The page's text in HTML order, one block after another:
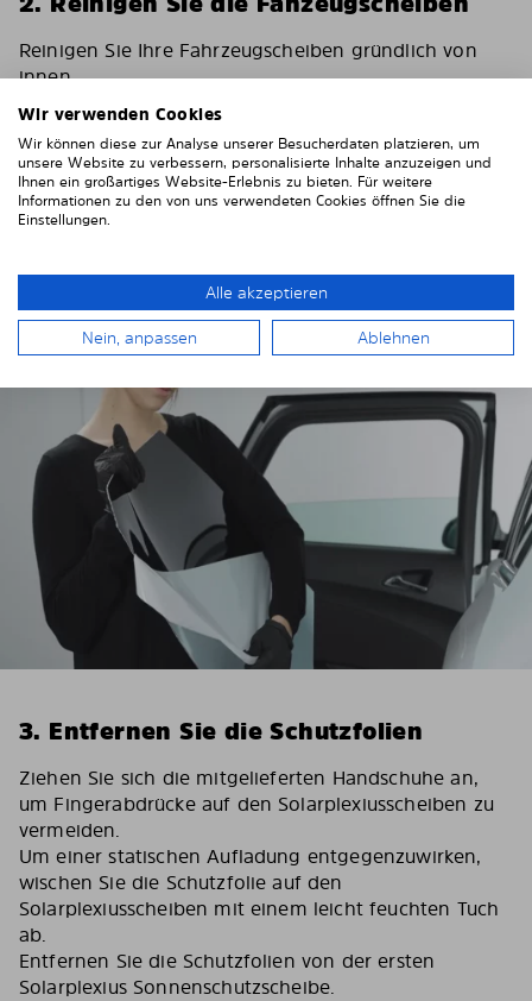
Reinigen Sie Ihre Fahrzeugscheiben gründlich von
innen.
Z. B. mit Glasreiniger.
Wichtig! Geben Sie den Scheiben Zeit zum trocknen.
Um Kratzer an Ihrer Fahrzeugverkleidung zu
vermeiden, kleben Sie diese rund um die Fenster mit
Gewebeklebeband oder Malerkrepp.
3. Entfernen Sie die Schutzfolien
Ziehen Sie sich die mitgelieferten Handschuhe an,
um Fingerabdrücke auf den Solarplexiusscheiben zu
vermeiden.
Um einer statischen Aufladung entgegenzuwirken,
wischen Sie die Schutzfolie auf den
Solarplexiusscheiben mit einem leicht feuchten Tuch
ab.
Entfernen Sie die Schutzfolien von der ersten
Solarplexius Sonnenschutzscheibe.
Wir verwenden Cookies
Wir können diese zur Analyse unserer Besucherdaten platzieren, um
unsere Website zu verbessern, personalisierte Inhalte anzuzeigen und
Ihnen ein großartiges Website-Erlebnis zu bieten. Für weitere
Informationen zu den von uns verwendeten Cookies öffnen Sie die
Einstellungen.
Alle akzeptieren
Nein, anpassen Ablehnen